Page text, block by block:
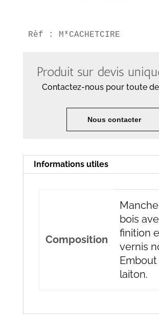
Rèf : M*CACHETCIRE
Produit sur devis
Contactez-nous pour toute
Nous contacter
Informations utiles
Composition
bois
finition
vernis
Embout
laiton.